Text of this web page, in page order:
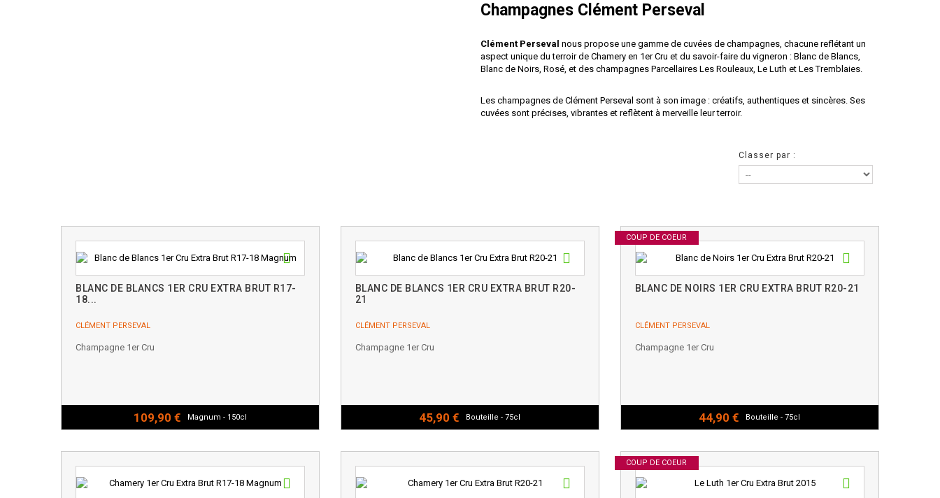
Champagnes Clément Perseval
Clément Perseval nous propose une gamme de cuvées de champagnes, chacune reflétant un
aspect unique du terroir de Chamery en 1er Cru et du savoir-faire du vigneron : Blanc de Blancs,
Blanc de Noirs, Rosé, et des champagnes Parcellaires Les Rouleaux, Le Luth et Les Tremblaies.
Les champagnes de Clément Perseval sont à son image : créatifs, authentiques et sincères. Ses
cuvées sont précises, vibrantes et reflètent à merveille leur terroir.
Classer par :
BLANC DE BLANCS 1ER CRU EXTRA BRUT R17-
18...
CLÉMENT PERSEVAL
Champagne 1er Cru
109,90 € Magnum - 150cl
BLANC DE BLANCS 1ER CRU EXTRA BRUT R20-
21
CLÉMENT PERSEVAL
Champagne 1er Cru
45,90 € Bouteille - 75cl
COUP DE COEUR
BLANC DE NOIRS 1ER CRU EXTRA BRUT R20-21
CLÉMENT PERSEVAL
Champagne 1er Cru
44,90 € Bouteille - 75cl
COUP DE COEUR